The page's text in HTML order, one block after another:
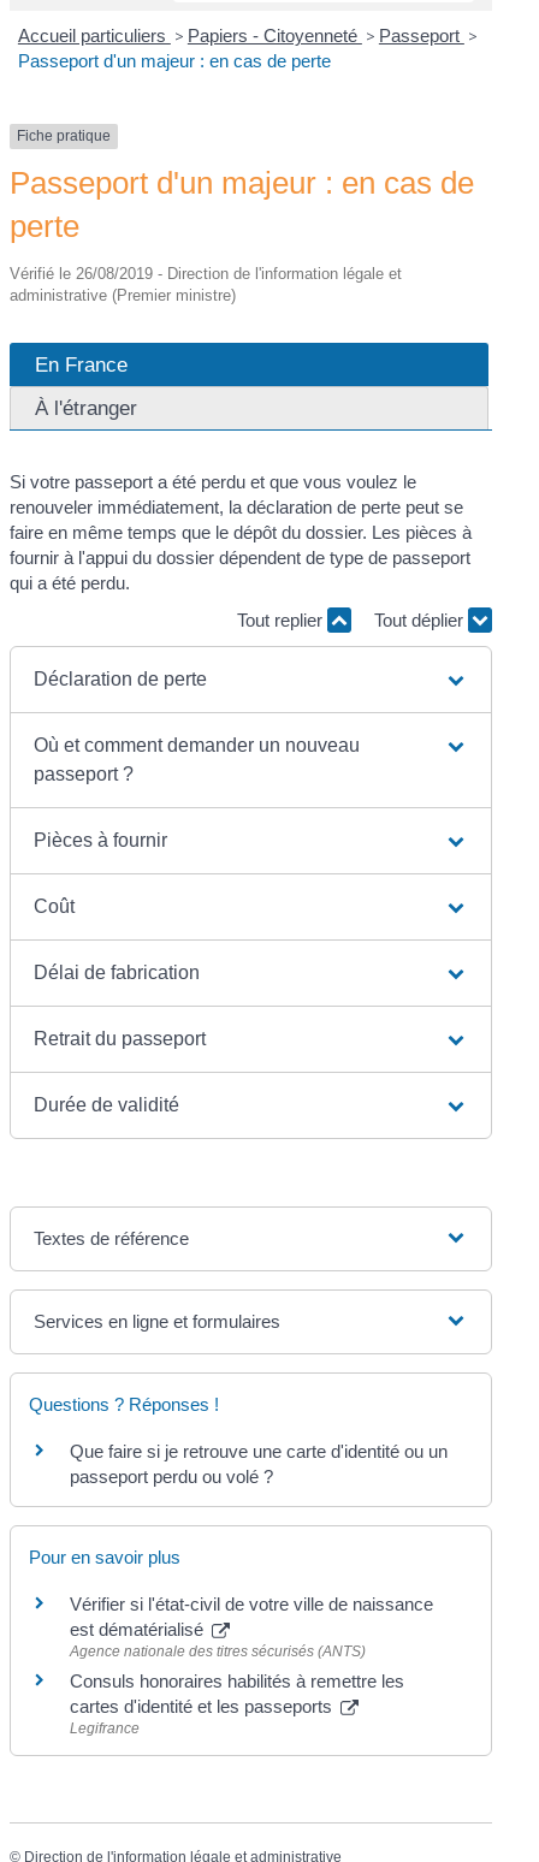
Accueil particuliers > Papiers - Citoyenneté > Passeport >
Passeport d'un majeur : en cas de perte
Fiche pratique
Passeport d'un majeur : en cas de
perte
Vérifié le 26/08/2019 - Direction de l'information légale et
administrative (Premier ministre)
En France
À l'étranger
Si votre passeport a été perdu et que vous voulez le
renouveler immédiatement, la déclaration de perte peut se
faire en même temps que le dépôt du dossier. Les pièces à
fournir à l'appui du dossier dépendent de type de passeport
qui a été perdu.
Tout replier
Tout déplier
Déclaration de perte
Où et comment demander un nouveau
passeport ?
Pièces à fournir
Coût
Délai de fabrication
Retrait du passeport
Durée de validité
Textes de référence
Services en ligne et formulaires
Questions ? Réponses !
Que faire si je retrouve une carte d'identité ou un
passeport perdu ou volé ?
Pour en savoir plus
Vérifier si l'état-civil de votre ville de naissance
est dématérialisé
Agence nationale des titres sécurisés (ANTS)
Consuls honoraires habilités à remettre les
cartes d'identité et les passeports
Legifrance
© Direction de l'information légale et administrative